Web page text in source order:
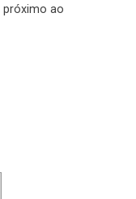
próximo ao